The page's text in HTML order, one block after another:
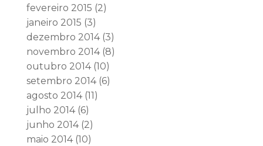
fevereiro 2015 (2)
janeiro 2015 (3)
dezembro 2014(3)
novembro 2014(8)
outubro 2014(10)
setembro 2014(6)
agosto 2014(11)
julho 2014(6)
junho 2014(2)
maio 2014(10)